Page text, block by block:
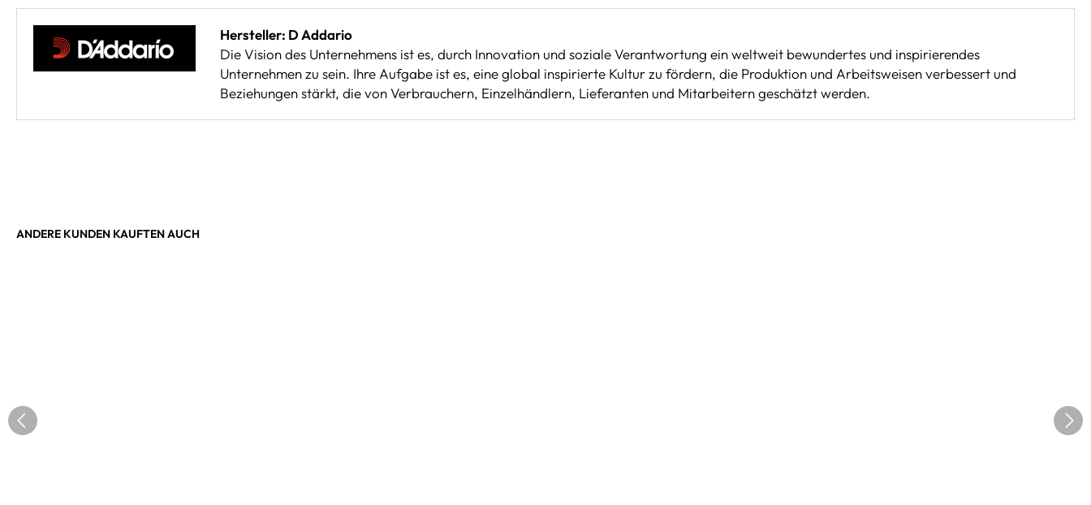
Hersteller: D Addario
Die Vision des Unternehmens ist es, durch Innovation und soziale Verantwortung ein weltweit bewundertes und inspirierendes
Unternehmen zu sein. Ihre Aufgabe ist es, eine global inspirierte Kultur zu fördern, die Produktion und Arbeitsweisen verbessert und
Beziehungen stärkt, die von Verbrauchern, Einzelhändlern, Lieferanten und Mitarbeitern geschätzt werden.
ANDERE KUNDEN KAUFTEN AUCH